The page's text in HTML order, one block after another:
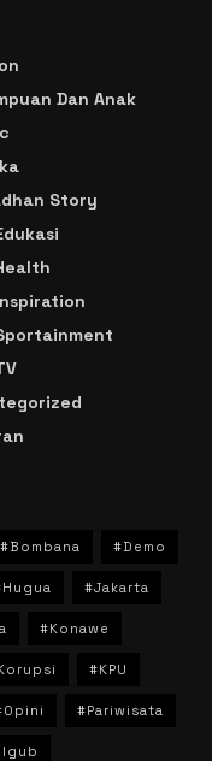
Dan Anak
Story
#Bombana #Demo
#Jakarta
#Konawe
#KPU
#Pariwisata